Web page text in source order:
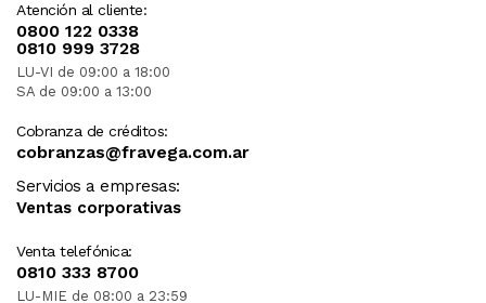
Atención al cliente:
0800 122 0338
0810 999 3728
LU-VI de 09:00 a 18:00
SA de 09:00 a 13:00
Cobranza de créditos:
cobranzas@fravega.com.ar
Servicios a empresas:
Ventas corporativas
Venta telefónica:
0810 333 8700
LU-MIE de 08:00 a 23:59